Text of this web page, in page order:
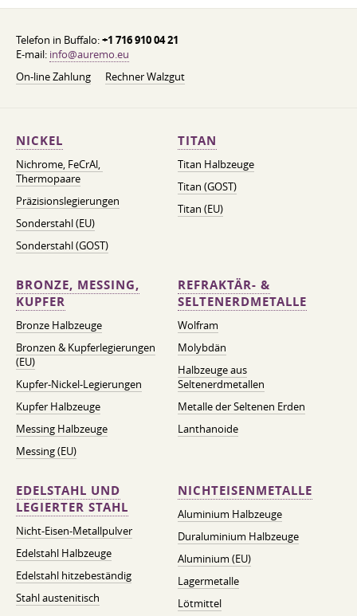
Telefon in Buffalo:+1 716 910 04 21
E-mail: info@auremo.eu
On-line Zahlung
Rechner Walzgut
NICKEL
Nichrome, FeСrAl, ​​
Thermopaare
Präzisionslegierungen
Sonderstahl (EU)
Sonderstahl (GOST)
TITAN
Titan Halbzeuge
Titan (GOST)
Titan (EU)
BRONZE, MESSING,
KUPFER
Bronze Halbzeuge
Bronzen & Kupferlegierungen
(EU)
Kupfer-Nickel-Legierungen
Kupfer Halbzeuge
Messing Halbzeuge
Messing (EU)
REFRAKTÄR- &
SELTENERDMETALLE
Wolfram
Molybdän
Halbzeuge aus
Seltenerdmetallen
Metalle der Seltenen Erden
Lanthanoide
EDELSTAHL UND
LEGIERTER STAHL
Nicht-Eisen-Metallpulver
Edelstahl Halbzeuge
Edelstahl hitzebeständig
Stahl austenitisch
NICHTEISENMETALLE
Aluminium Halbzeuge
Duraluminium Halbzeuge
Aluminium (EU)
Lagermetalle
Lötmittel